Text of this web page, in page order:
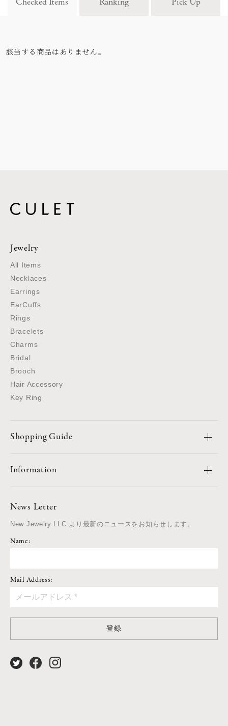
該当する商品はありません。
Jewelry
All Items
Necklaces
Earrings
EarCuffs
Rings
Bracelets
Charms
Bridal
Brooch
Hair Accessory
Key Ring
Shopping Guide
Information
News Letter
New Jewelry LLC.より最新のニュースをお知らせします。
Name:
Mail Address:
登録